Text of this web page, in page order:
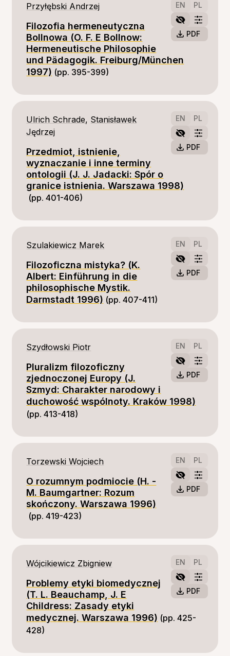
EN PL
PDF
Przyłębski Andrzej
Filozofia hermeneutyczna
Bollnowa (O. F. E Bollnow:
Hermeneutische Philosophie
und Pädagogik. Freiburg/München
1997) (pp. 395-399)
EN PL
PDF
Ulrich Schrade, Stanisławek
Jędrzej
Przedmiot, istnienie,
wyznaczanie i inne terminy
ontologii (J. J. Jadacki: Spór o
granice istnienia. Warszawa 1998)
(pp. 401-406)
EN PL
PDF
Szulakiewicz Marek
Filozoficzna mistyka? (K.
Albert: Einführung in die
philosophische Mystik.
Darmstadt 1996) (pp. 407-411)
EN PL
PDF
Szydłowski Piotr
Pluralizm filozoficzny
zjednoczonej Europy (J.
Szmyd: Charakter narodowy i
duchowość wspólnoty. Kraków 1998)
(pp. 413-418)
EN PL
PDF
Torzewski Wojciech
O rozumnym podmiocie (H. -
M. Baumgartner: Rozum
skończony. Warszawa 1996)
(pp. 419-423)
EN PL
PDF
Wójcikiewicz Zbigniew
Problemy etyki biomedycznej
(T. L. Beauchamp, J. E
Childress: Zasady etyki
medycznej. Warszawa 1996) (pp. 425-
428)